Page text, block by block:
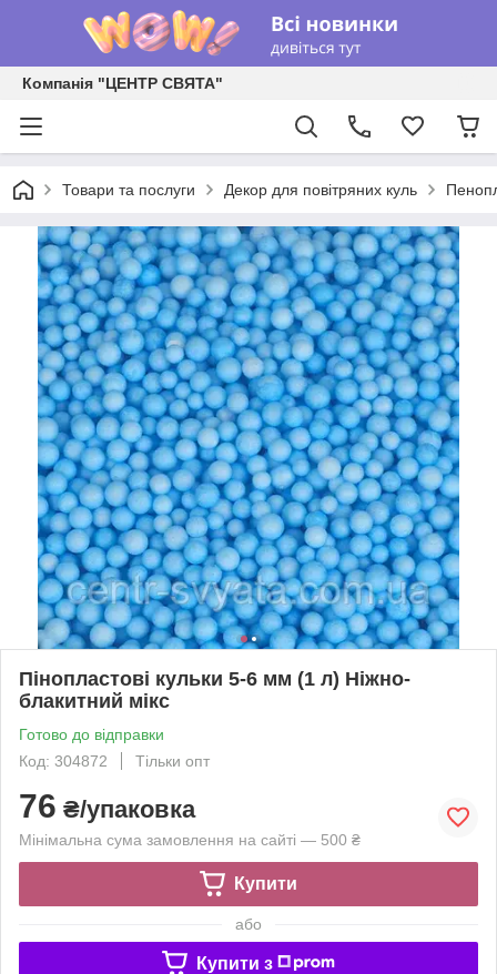
Компанія "ЦЕНТР СВЯТА"
Товари та послуги Декор для повітряних куль
Пінопластові кульки 5-6 мм (1 л) Ніжно-
блакитний мікс
Готово до відправки
Код: 304872
Тільки опт
76 ₴/упаковка
Мінімальна сума замовлення на сайті — 500 ₴
Купити
або
Купити з